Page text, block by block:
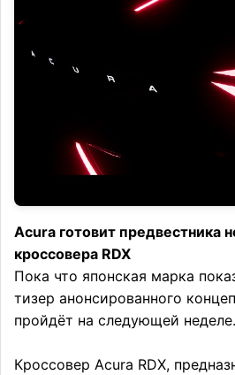
Acura готовит предвестника
кроссовера RDX
Пока что японская марка
тизер анонсированного
пройдёт на следующей неделе.
Кроссовер Acura RDX,